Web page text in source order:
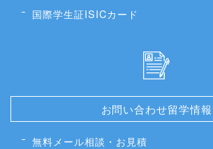
国際学生証ISICカード
お問い合わせ留学情報
無料メール相談・お見積